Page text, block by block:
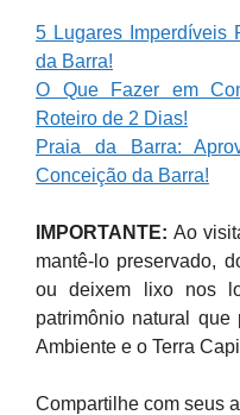
5 Lugares Imperdíveis
da Barra!
O Que Fazer em
Roteiro de 2 Dias!
Praia da Barra:
Conceição da Barra!
IMPORTANTE: Ao
mantê-lo preservado,
ou deixem lixo nos
patrimônio natural
Ambiente e o Terra
Compartilhe com seus